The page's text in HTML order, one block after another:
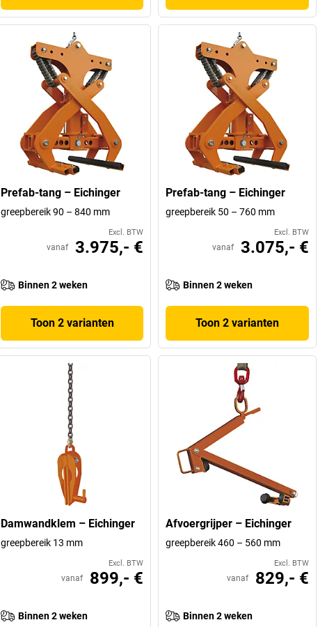
Prefab-tang – Eichinger
greepbereik 90 – 840 mm
Excl. BTW
vanaf 3.975,- €
Binnen 2 weken
Toon 2 varianten
Prefab-tang – Eichinger
greepbereik 50 – 760 mm
Excl. BTW
vanaf 3.075,- €
Binnen 2 weken
Toon 2 varianten
Damwandklem – Eichinger
greepbereik 13 mm
Excl. BTW
vanaf 899,- €
Binnen 2 weken
Afvoergrijper – Eichinger
greepbereik 460 – 560 mm
Excl. BTW
vanaf 829,- €
Binnen 2 weken